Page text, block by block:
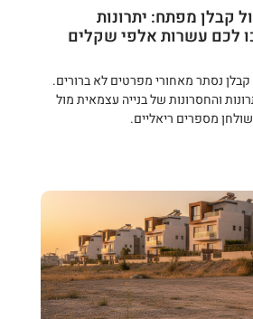
קבלן מפתח: יתרונות
לכם עשרות אלפי שקלים
נסתר מאחורי מפרטים לא ברורים.
והחסרונות של בנייה עצמאית מול
מספרים ריאליים.